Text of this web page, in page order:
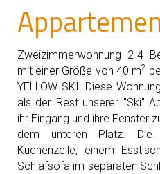
Zweizimmerwohnung 2-4
mit einer Größe von 40 m2
YELLOW SKI. Diese
als der Rest unserer "Ski"
ihr Eingang und ihre Fenster
dem unteren Platz.
Küchenzeile, einem
Schlafsofa im separaten